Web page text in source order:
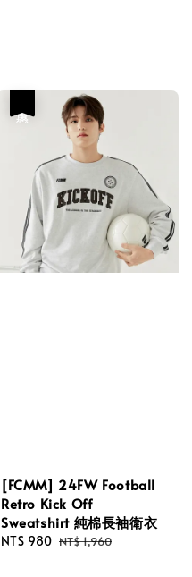
[FCMM] 24FW Football
Retro Kick Off
Sweatshirt 純棉長袖衛衣
Sale
NT$ 980 Regular
NT$ 1,960